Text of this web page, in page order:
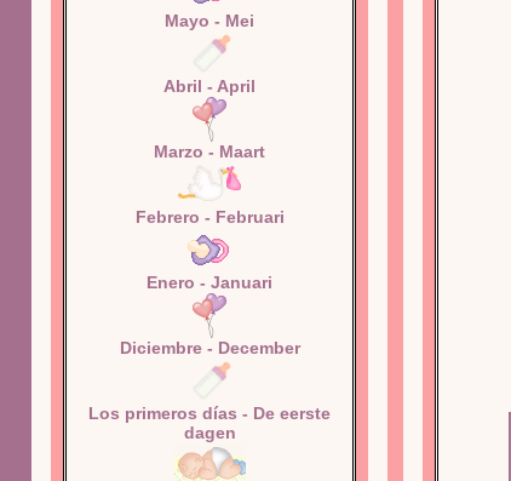
Mayo - Mei
Abril - April
Marzo - Maart
Febrero - Februari
Enero - Januari
Diciembre - December
Los primeros días - De eerste
dagen